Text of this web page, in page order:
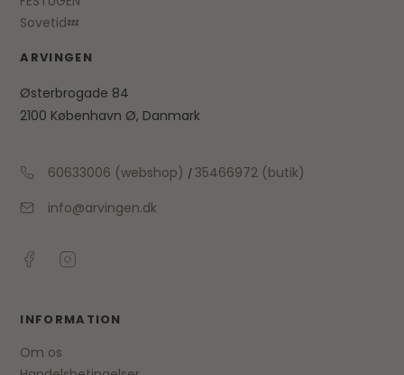
Sovetid💤
ARVINGEN
Østerbrogade 84
2100 København Ø, Danmark
60633006 (webshop) /35466972 (butik)
info@arvingen.dk
INFORMATION
Om os